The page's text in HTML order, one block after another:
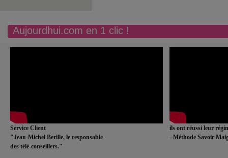
Aujourdhui.com en 1 clic !
Service Client
"Jean-Michel Berille, le responsable
des télé-conseillers."
ils ont réussi leur
- Méthode Savoir